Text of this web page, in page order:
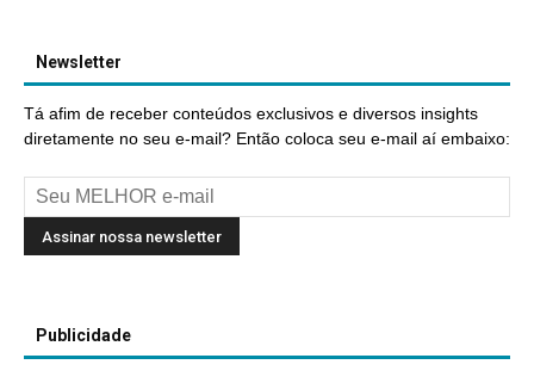
Newsletter
Tá afim de receber conteúdos exclusivos e diversos insights
diretamente no seu e-mail? Então coloca seu e-mail aí embaixo:
Publicidade